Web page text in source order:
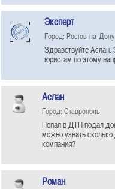
Эксперт
Город: Ростов-на-Дону
Здравствуйте Аслан.
юристам по этому
Аслан
Город: Ставрополь
Попал в ДТП подал
можно узнать
компания?
Роман